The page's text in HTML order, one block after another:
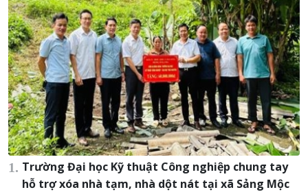
Trường Đại học Kỹ thuật Công nghiệp chung tay
hỗ trợ xóa nhà tạm, nhà dột nát tại xã Sảng Mộc